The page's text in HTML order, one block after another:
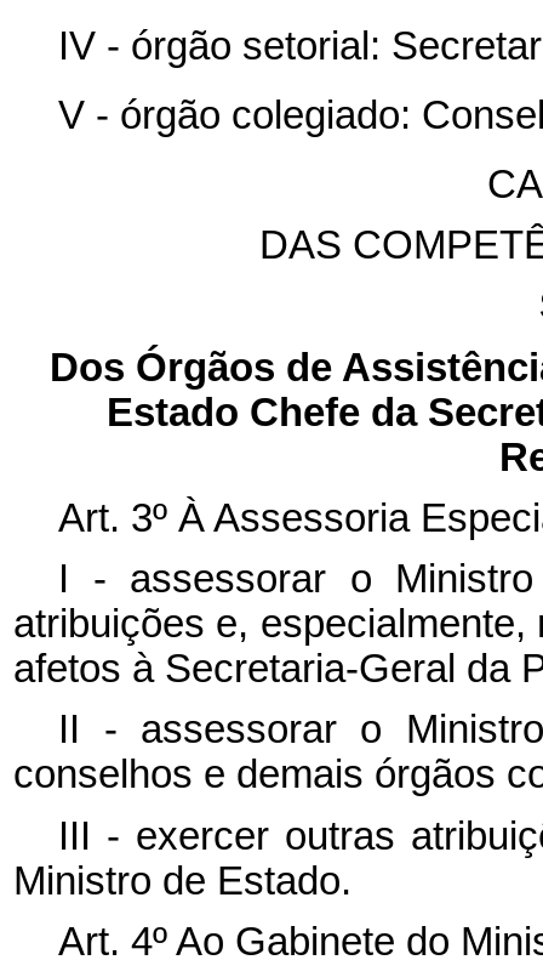
IV - órgão setorial:
V - órgão colegiado:
DAS
Dos Órgãos de
Estado Chefe da
Art. 3º À Assessoria
I - assessorar o
atribuições e,
afetos à Secretaria-Geral da
II - assessorar o
conselhos e demais órgãos
III - exercer outras
Ministro de Estado.
Art. 4º Ao Gabinete do